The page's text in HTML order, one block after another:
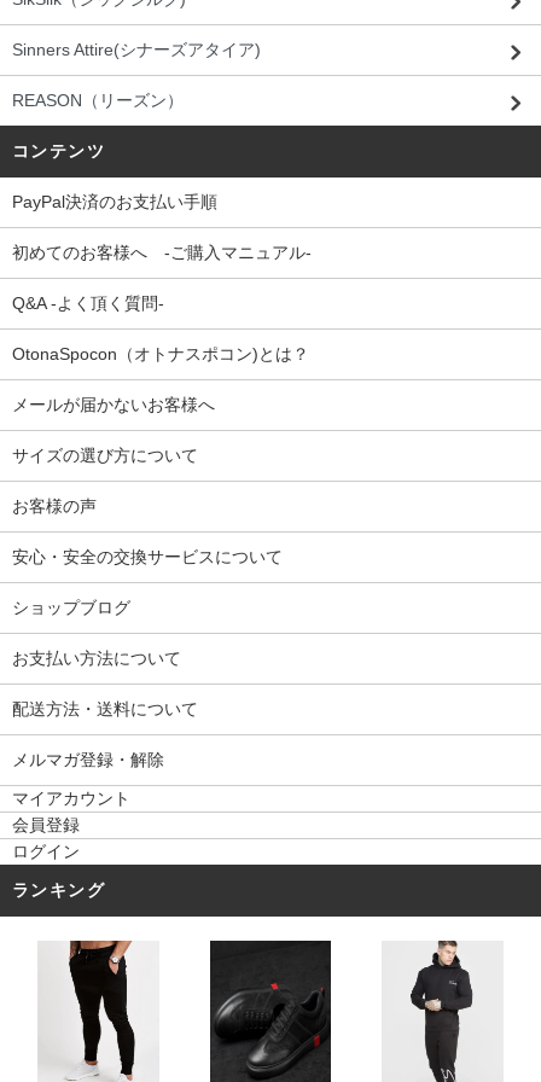
Sinners Attire(シナーズアタイア)
REASON（リーズン）
コンテンツ
PayPal決済のお支払い手順
初めてのお客様へ -ご購入マニュアル-
Q&A -よく頂く質問-
OtonaSpocon（オトナスポコン)とは？
メールが届かないお客様へ
サイズの選び方について
お客様の声
安心・安全の交換サービスについて
ショップブログ
お支払い方法について
配送方法・送料について
メルマガ登録・解除
マイアカウント
会員登録
ログイン
ランキング